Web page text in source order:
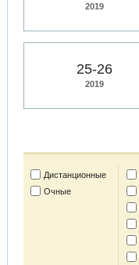
2019
25-26
2019
Дистанционные
Очные